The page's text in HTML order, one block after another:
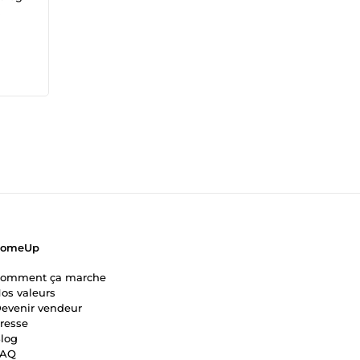
ça marche
valeurs
vendeur